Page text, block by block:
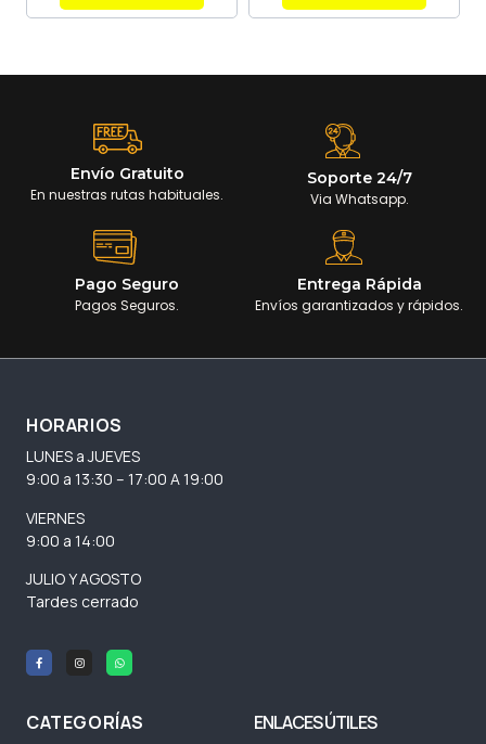
Envío Gratuito
En nuestras rutas habituales.
Soporte 24/7
Via Whatsapp.
Pago Seguro
Pagos Seguros.
Entrega Rápida
Envíos garantizados y rápidos.
HORARIOS
LUNES a JUEVES
9:00 a 13:30 – 17:00 A 19:00
VIERNES
9:00 a 14:00
JULIO Y AGOSTO
Tardes cerrado
CATEGORÍAS ENLACES ÚTILES